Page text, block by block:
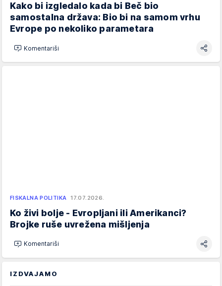
Kako bi izgledalo kada bi Beč bio
samostalna država: Bio bi na samom vrhu
Evrope po nekoliko parametara
Komentariši
FISKALNA POLITIKA 17.07.2026.
Ko živi bolje - Evropljani ili Amerikanci?
Brojke ruše uvrežena mišljenja
Komentariši
IZDVAJAMO